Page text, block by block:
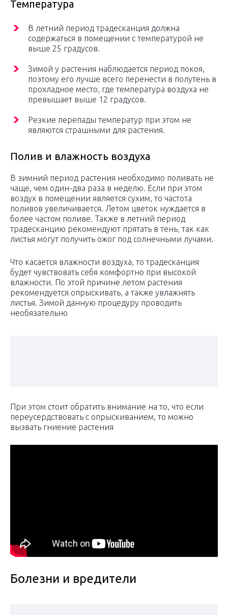
Температура
В летний период традесканция должна
содержаться в помещении с температурой не
выше 25 градусов.
Зимой у растения наблюдается период покоя,
поэтому его лучше всего перенести в полутень в
прохладное место, где температура воздуха не
превышает выше 12 градусов.
Резкие перепады температур при этом не
являются страшными для растения.
Полив и влажность воздуха
В зимний период растения необходимо поливать не
чаще, чем один-два раза в неделю. Если при этом
воздух в помещении является сухим, то частота
поливов увеличивается. Летом цветок нуждается в
более частом поливе. Также в летний период
традесканцию рекомендуют прятать в тень, так как
листья могут получить ожог под солнечными лучами.
Что касается влажности воздуха, то традесканция
будет чувствовать себя комфортно при высокой
влажности. По этой причине летом растения
рекомендуется опрыскивать, а также увлажнять
листья. Зимой данную процедуру проводить
необязательно
При этом стоит обратить внимание на то, что если
переусердствовать с опрыскиванием, то можно
вызвать гниение растения
Болезни и вредители